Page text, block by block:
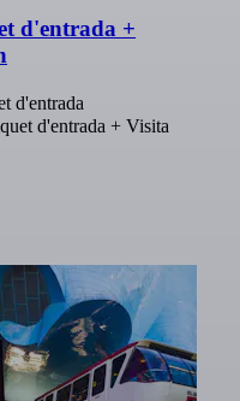
d'entrada +
d'entrada
d'entrada + Visita